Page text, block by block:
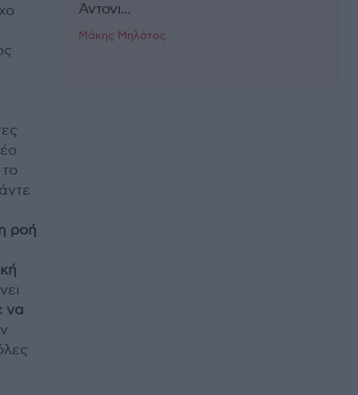
ροή
να
Άντονι...
Μάκης Μηλάτος